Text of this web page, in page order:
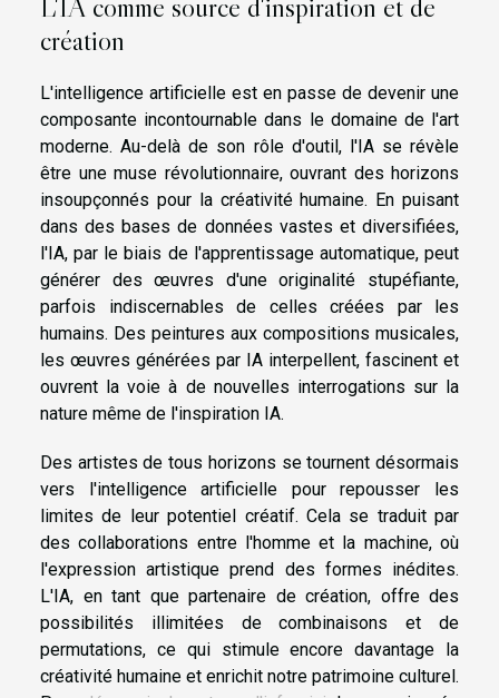
L'IA comme source d'inspiration et de
création
L'intelligence artificielle est en passe de devenir une
composante incontournable dans le domaine de l'art
moderne. Au-delà de son rôle d'outil, l'IA se révèle
être une muse révolutionnaire, ouvrant des horizons
insoupçonnés pour la créativité humaine. En puisant
dans des bases de données vastes et diversifiées,
l'IA, par le biais de l'apprentissage automatique, peut
générer des œuvres d'une originalité stupéfiante,
parfois indiscernables de celles créées par les
humains. Des peintures aux compositions musicales,
les œuvres générées par IA interpellent, fascinent et
ouvrent la voie à de nouvelles interrogations sur la
nature même de l'inspiration IA.
Des artistes de tous horizons se tournent désormais
vers l'intelligence artificielle pour repousser les
limites de leur potentiel créatif. Cela se traduit par
des collaborations entre l'homme et la machine, où
l'expression artistique prend des formes inédites.
L'IA, en tant que partenaire de création, offre des
possibilités illimitées de combinaisons et de
permutations, ce qui stimule encore davantage la
créativité humaine et enrichit notre patrimoine culturel.